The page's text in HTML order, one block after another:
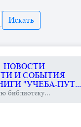
Искать
НОВОСТИ
И СОБЫТИЯ
"УЧЕБА-ПУТ...
библиотеку...